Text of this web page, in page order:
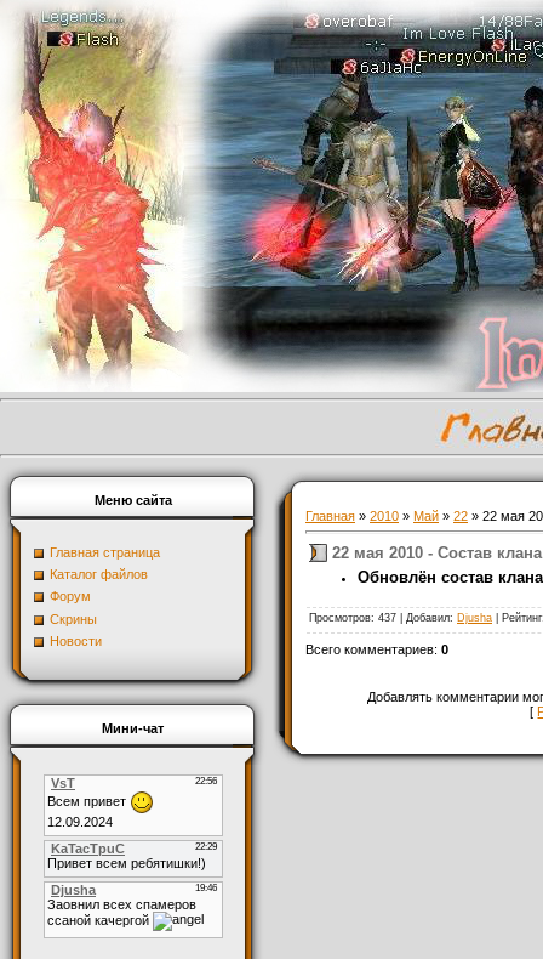
Меню сайта
Главная страница
Каталог файлов
Форум
Скрины
Новости
Мини-чат
Главная » 2010 » Май » 22 » 22 мая
22 мая 2010 - Состав клана
Обновлён состав
Просмотров: 437 | Добавил: Djusha Рейтинг
Всего комментариев: 0
Добавлять комментарии
[